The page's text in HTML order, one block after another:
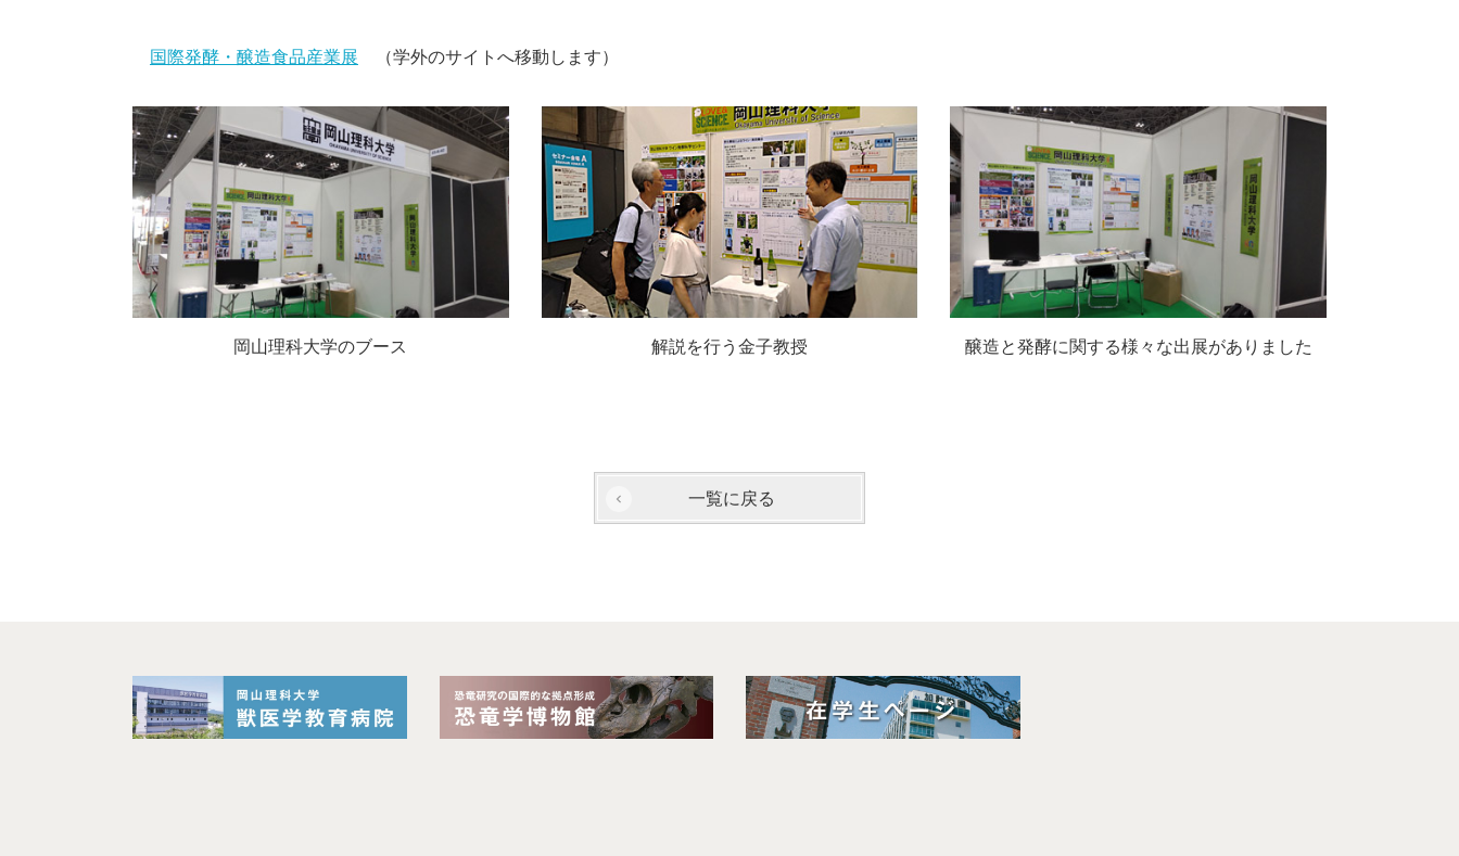
国際発酵・醸造食品産業展 （学外のサイトへ移動します）
岡山理科大学のブース 解説を行う金子教授 醸造と発酵に関する様々な出展がありました
一覧に戻る